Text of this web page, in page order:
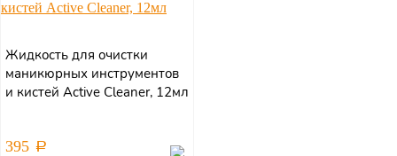
Жидкость для очистки
маникюрных инструментов
и кистей Active Cleaner, 12мл
395